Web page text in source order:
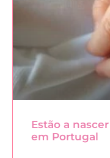
Estão a
em Portugal